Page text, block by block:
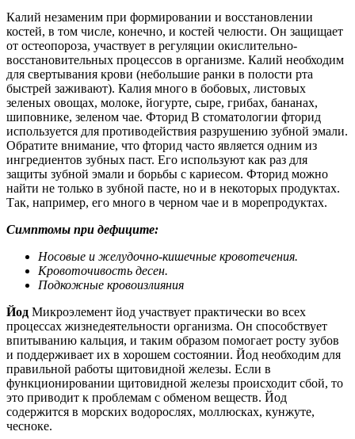
Калий незаменим при формировании и восстановлении
костей, в том числе, конечно, и костей челюсти. Он защищает
от остеопороза, участвует в регуляции окислительно-
восстановительных процессов в организме. Калий необходим
для свертывания крови (небольшие ранки в полости рта
быстрей заживают). Калия много в бобовых, листовых
зеленых овощах, молоке, йогурте, сыре, грибах, бананах,
шиповнике, зеленом чае. Фторид В стоматологии фторид
используется для противодействия разрушению зубной эмали.
Обратите внимание, что фторид часто является одним из
ингредиентов зубных паст. Его используют как раз для
защиты зубной эмали и борьбы с кариесом. Фторид можно
найти не только в зубной пасте, но и в некоторых продуктах.
Так, например, его много в черном чае и в морепродуктах.
Симптомы при дефиците:
Носовые и желудочно-кишечные кровотечения.
Кровоточивость десен.
Подкожные кровоизлияния
Йод Микроэлемент йод участвует практически во всех
процессах жизнедеятельности организма. Он способствует
впитыванию кальция, и таким образом помогает росту зубов
и поддерживает их в хорошем состоянии. Йод необходим для
правильной работы щитовидной железы. Если в
функционировании щитовидной железы происходит сбой, то
это приводит к проблемам с обменом веществ. Йод
содержится в морских водорослях, моллюсках, кунжуте,
чесноке.